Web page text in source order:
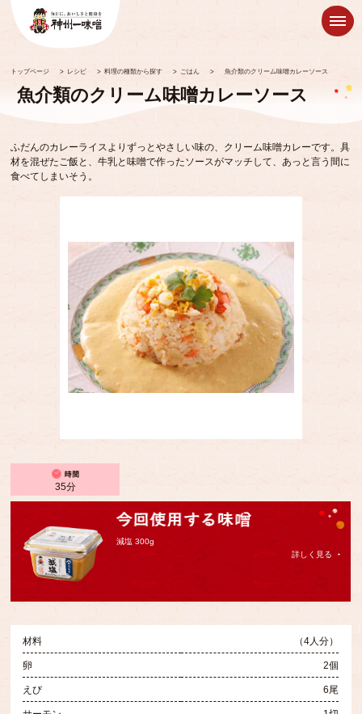
トップページ > レシピ >料理の種類から探す > ごはん > 魚介類のクリーム味噌カレーソース
魚介類のクリーム味噌カレーソース
ふだんのカレーライスよりずっとやさしい味の、クリーム味噌カレーです。具
材を混ぜたご飯と、牛乳と味噌で作ったソースがマッチして、あっと言う間に
食べてしまいそう。
35分
減塩 300g
詳しく見る
材料 （4人分）
卵 2個
えび 6尾